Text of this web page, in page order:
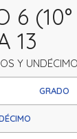
6 (10°
13
Y
GRADO